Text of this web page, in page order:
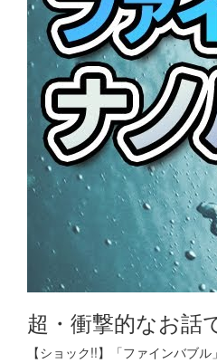
超・衝撃的なお話
【ショック!!】「ファインバブ